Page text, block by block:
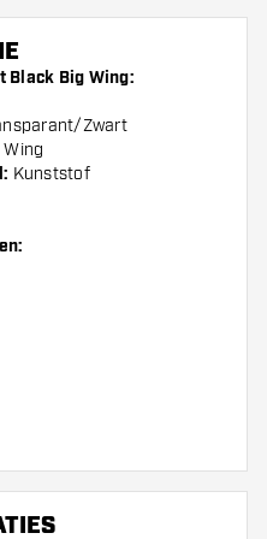
Black Big Wing:
Zwart
Wing
Kunststof